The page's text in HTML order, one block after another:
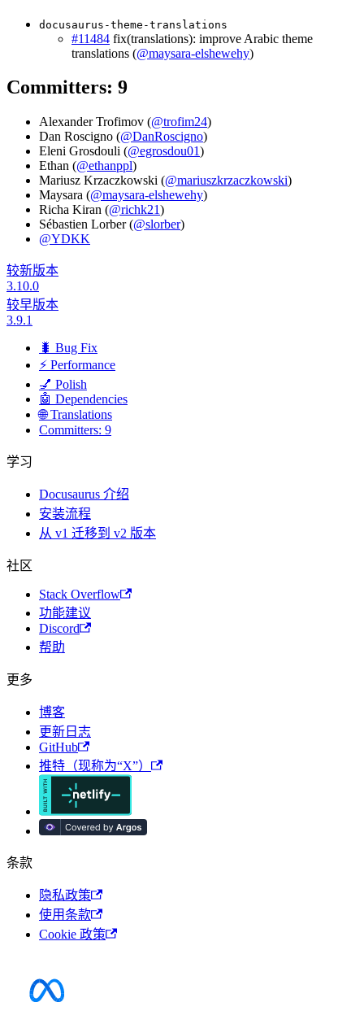
docusaurus-theme-translations
#11484 fix(translations): improve Arabic theme
translations (@maysara-elshewehy)
Committers: 9
Alexander Trofimov (@trofim24)
Dan Roscigno (@DanRoscigno)
Eleni Grosdouli (@egrosdou01)
Ethan (@ethanppl)
Mariusz Krzaczkowski (@mariuszkrzaczkowski)
Maysara (@maysara-elshewehy)
Richa Kiran (@richk21)
Sébastien Lorber (@slorber)
@YDKK
较新版本
3.10.0
较早版本
3.9.1
🐛 Bug Fix
⚡ Performance
💅 Polish
🤖 Dependencies
🌐 Translations
Committers: 9
学习
Docusaurus 介绍
安装流程
从 v1 迁移到 v2 版本
社区
Stack Overflow
功能建议
Discord
帮助
更多
博客
更新日志
GitHub
推特（现称为“X”）
条款
隐私政策
使用条款
Cookie 政策